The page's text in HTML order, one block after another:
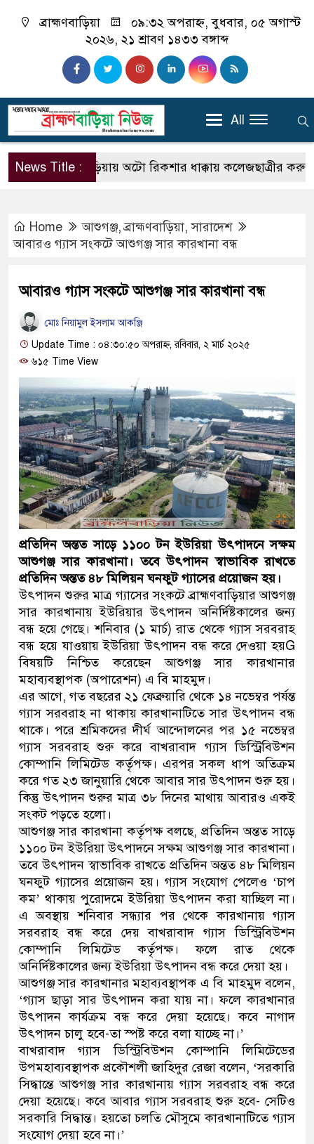
ব্রাহ্মণবাড়িয়া
০৯:৩২ অপরাহ্ন, বুধবার, ০৫ অগাস্ট
২০২৬, ২১ শ্রাবণ ১৪৩৩ বঙ্গাব্দ
All
News Title :
ব্রাহ্মণবাড়িয়ায় অটো রিকশার ধাক্কায় কলেজছাত্রীর করুণ
Home আশুগঞ্জ,ব্রাহ্মণবাড়িয়া,সারাদেশ
আবারও গ্যাস সংকটে আশুগঞ্জ সার কারখানা বন্ধ
আবারও গ্যাস সংকটে আশুগঞ্জ সার কারখানা বন্ধ
মোঃ নিয়ামুল ইসলাম আকঞ্জি
Update Time : ০৪:৩০:৫০ অপরাহ্ন, রবিবার, ২ মার্চ ২০২৫
৬১৫ Time View
প্রতিদিন অন্তত সাড়ে ১১০০ টন ইউরিয়া উৎপাদনে সক্ষম
আশুগঞ্জ সার কারখানা। তবে উৎপাদন স্বাভাবিক রাখতে
প্রতিদিন অন্তত ৪৮ মিলিয়ন ঘনফুট গ্যাসের প্রয়োজন হয়।
উৎপাদন শুরুর মাত্র গ্যাসের সংকটে ব্রাহ্মণবাড়িয়ার আশুগঞ্জ
সার কারখানায় ইউরিয়ার উৎপাদন অনির্দিষ্টকালের জন্য
বন্ধ হয়ে গেছে। শনিবার (১ মার্চ) রাত থেকে গ্যাস সরবরাহ
বন্ধ হয়ে যাওয়ায় ইউরিয়া উৎপাদন বন্ধ করে দেওয়া হয়G
বিষয়টি নিশ্চিত করেছেন আশুগঞ্জ সার কারখানার
মহাব্যবস্থাপক (অপারেশন) এ বি মাহমুদ।
এর আগে, গত বছরের ২১ ফেব্রুয়ারি থেকে ১৪ নভেম্বর পর্যন্ত
গ্যাস সরবরাহ না থাকায় কারখানাটিতে সার উৎপাদন বন্ধ
থাকে। পরে শ্রমিকদের দীর্ঘ আন্দোলনের পর ১৫ নভেম্বর
গ্যাস সরবরাহ শুরু করে বাখরাবাদ গ্যাস ডিস্ট্রিবিউশন
কোম্পানি লিমিটেড কর্তৃপক্ষ। এরপর সকল ধাপ অতিক্রম
করে গত ২৩ জানুয়ারি থেকে আবার সার উৎপাদন শুরু হয়।
কিন্তু উৎপাদন শুরুর মাত্র ৩৮ দিনের মাথায় আবারও একই
সংকট পড়তে হলো।
আশুগঞ্জ সার কারখানা কর্তৃপক্ষ বলছে, প্রতিদিন অন্তত সাড়ে
১১০০ টন ইউরিয়া উৎপাদনে সক্ষম আশুগঞ্জ সার কারখানা।
তবে উৎপাদন স্বাভাবিক রাখতে প্রতিদিন অন্তত ৪৮ মিলিয়ন
ঘনফুট গ্যাসের প্রয়োজন হয়। গ্যাস সংযোগ পেলেও ‘চাপ
কম’ থাকায় পুরোদমে ইউরিয়া উৎপাদন করা যাচ্ছিল না।
এ অবস্থায় শনিবার সন্ধ্যার পর থেকে কারখানায় গ্যাস
সরবরাহ বন্ধ করে দেয় বাখরাবাদ গ্যাস ডিস্ট্রিবিউশন
কোম্পানি লিমিটেড কর্তৃপক্ষ। ফলে রাত থেকে
অনির্দিষ্টকালের জন্য ইউরিয়া উৎপাদন বন্ধ করে দেয়া হয়।
আশুগঞ্জ সার কারখানার মহাব্যবস্থাপক এ বি মাহমুদ বলেন,
‘গ্যাস ছাড়া সার উৎপাদন করা যায় না। ফলে কারখানার
উৎপাদন কার্যক্রম বন্ধ করে দেয়া হয়েছে। কবে নাগাদ
উৎপাদন চালু হবে-তা স্পষ্ট করে বলা যাচ্ছে না।’
বাখরাবাদ গ্যাস ডিস্ট্রিবিউশন কোম্পানি লিমিটেডের
উপমহাব্যবস্থাপক প্রকৌশলী জাহিদুর রেজা বলেন, ‘সরকারি
সিদ্ধান্তে আশুগঞ্জ সার কারখানায় গ্যাস সরবরাহ বন্ধ করে
দেয়া হয়েছে। কবে আবার গ্যাস সরবরাহ শুরু হবে- সেটিও
সরকারি সিদ্ধান্ত। হয়তো চলতি মৌসুমে কারখানাটিতে গ্যাস
সংযোগ দেয়া হবে না।’